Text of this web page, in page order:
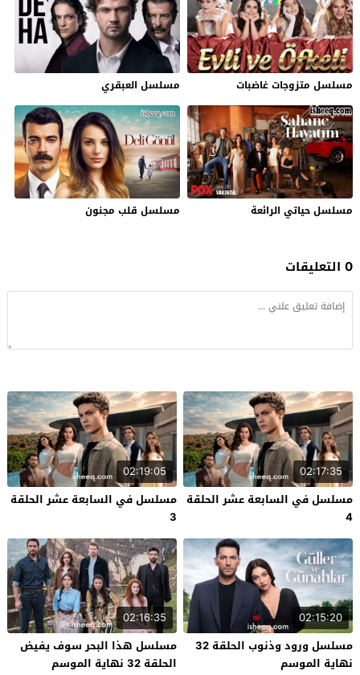
مسلسل متزوجات غاضبات مسلسل العبقري
مسلسل حياتي الرائعة مسلسل قلب مجنون
0 التعليقات
02:17:35
مسلسل في السابعة عشر الحلقة
4
02:19:05
مسلسل في السابعة عشر الحلقة
3
02:15:20
مسلسل ورود وذنوب الحلقة 32
نهاية الموسم
02:16:35
مسلسل هذا البحر سوف يفيض
الحلقة 32 نهاية الموسم